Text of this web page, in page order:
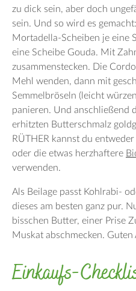
zu dick sein, aber doch
sein. Und so wird es
Mortadella-Scheiben je eine
eine Scheibe Gouda. Mit
zusammenstecken. Die
Mehl wenden, dann mit
Semmelbröseln (leicht
panieren. Und anschließend
erhitzten Butterschmalz
RÜTHER kannst du
oder die etwas herzhaftere
verwenden.
Als Beilage passt Kohlrabi-
dieses am besten ganz pur.
bisschen Butter, einer Prise
Muskat abschmecken. Guten
Einkaufs-